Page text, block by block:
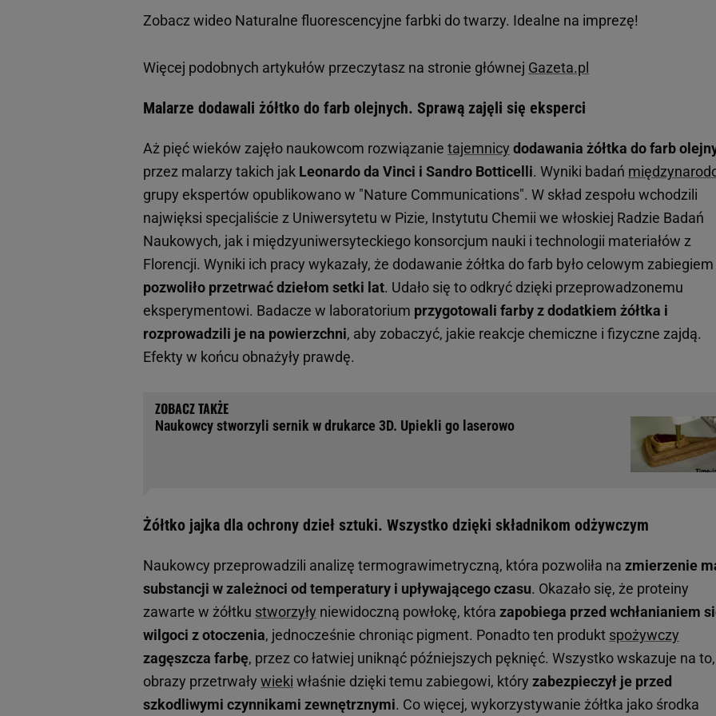
Zobacz wideo Naturalne fluorescencyjne farbki do twarzy. Idealne na imprezę!
Więcej podobnych artykułów przeczytasz na stronie głównej Gazeta.pl
Malarze dodawali żółtko do farb olejnych. Sprawą zajęli się eksperci
Aż pięć wieków zajęło naukowcom rozwiązanie tajemnicy dodawania żółtka do farb
przez malarzy takich jak Leonardo da Vinci i Sandro Botticelli. Wyniki badań
grupy ekspertów opublikowano w "Nature Communications". W skład zespołu wchodzili
najwięksi specjaliście z Uniwersytetu w Pizie, Instytutu Chemii we włoskiej Radzie Badań
Naukowych, jak i międzyuniwersyteckiego konsorcjum nauki i technologii materiałów z
Florencji. Wyniki ich pracy wykazały, że dodawanie żółtka do farb było celowym zabiegiem
pozwoliło przetrwać dziełom setki lat. Udało się to odkryć dzięki przeprowadzonemu
eksperymentowi. Badacze w laboratorium przygotowali farby z dodatkiem żółtka i
rozprowadzili je na powierzchni, aby zobaczyć, jakie reakcje chemiczne i fizyczne zajdą.
Efekty w końcu obnażyły prawdę.
Naukowcy stworzyli sernik w drukarce 3D. Upiekli go laserowo
Żółtko jajka dla ochrony dzieł sztuki. Wszystko dzięki składnikom odżywczym
Naukowcy przeprowadzili analizę termograwimetryczną, która pozwoliła na zmierzenie
substancji w zależnoci od temperatury i upływającego czasu. Okazało się, że proteiny
zawarte w żółtku stworzyły niewidoczną powłokę, która zapobiega przed wchłanianiem
wilgoci z otoczenia, jednocześnie chroniąc pigment. Ponadto ten produkt spożywczy
zagęszcza farbę, przez co łatwiej uniknąć późniejszych pęknięć. Wszystko wskazuje na
obrazy przetrwały wieki właśnie dzięki temu zabiegowi, który zabezpieczył je przed
szkodliwymi czynnikami zewnętrznymi. Co więcej, wykorzystywanie żółtka jako środka